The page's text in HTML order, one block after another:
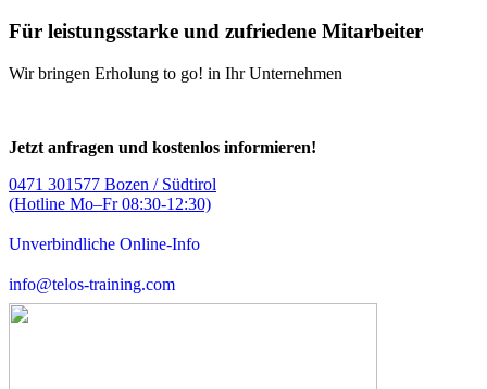
Für leistungsstarke und zufriedene Mitarbeiter
Wir bringen Erholung to go! in Ihr Unternehmen
Jetzt anfragen und kostenlos informieren!
0471 301577 Bozen / Südtirol
(Hotline Mo–Fr 08:30-12:30)
Unverbindliche Online-Info
info@telos-training.com